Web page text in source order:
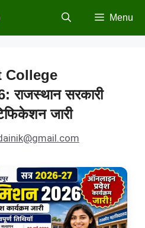
Menu
College
सरकारी
जारी